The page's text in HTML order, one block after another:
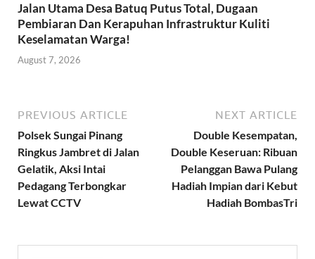
Jalan Utama Desa Batuq Putus Total, Dugaan
Pembiaran Dan Kerapuhan Infrastruktur Kuliti
Keselamatan Warga!
August 7, 2026
PREVIOUS ARTICLE
Polsek Sungai Pinang
Ringkus Jambret di Jalan
Gelatik, Aksi Intai
Pedagang Terbongkar
Lewat CCTV
NEXT ARTICLE
Double Kesempatan,
Double Keseruan: Ribuan
Pelanggan Bawa Pulang
Hadiah Impian dari Kebut
Hadiah BombasTri